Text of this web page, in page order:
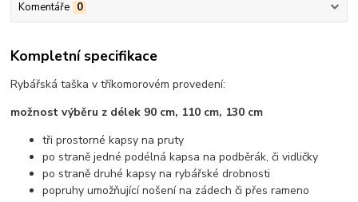
Komentáře 0
Kompletní specifikace
Rybářská taška v tříkomorovém provedení:
možnost výběru z délek 90 cm, 110 cm, 130 cm
tři prostorné kapsy na pruty
po straně jedné podélná kapsa na podběrák, či vidličky
po straně druhé kapsy na rybářské drobnosti
popruhy umožňující nošení na zádech či přes rameno